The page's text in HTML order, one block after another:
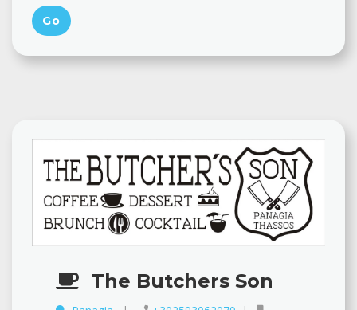
The Butchers Son